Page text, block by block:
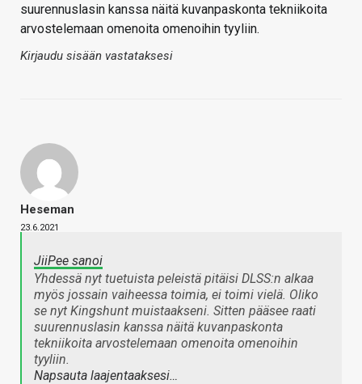
suurennuslasin kanssa näitä kuvanpaskonta tekniikoita
arvostelemaan omenoita omenoihin tyyliin.
Kirjaudu sisään vastataksesi
Heseman
23.6.2021
JiiPee sanoi
Yhdessä nyt tuetuista peleistä pitäisi DLSS:n alkaa
myös jossain vaiheessa toimia, ei toimi vielä. Oliko
se nyt Kingshunt muistaakseni. Sitten pääsee raati
suurennuslasin kanssa näitä kuvanpaskonta
tekniikoita arvostelemaan omenoita omenoihin
tyyliin.
Napsauta laajentaaksesi…